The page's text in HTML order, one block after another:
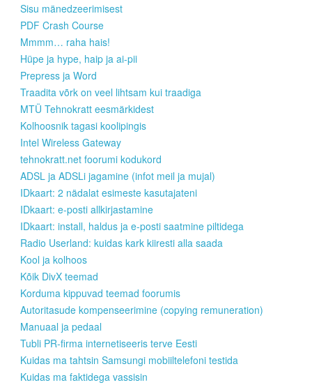
Sisu mänedzeerimisest
PDF Crash Course
Mmmm… raha hais!
Hüpe ja hype, haip ja ai-pii
Prepress ja Word
Traadita võrk on veel lihtsam kui traadiga
MTÜ Tehnokratt eesmärkidest
Kolhoosnik tagasi koolipingis
Intel Wireless Gateway
tehnokratt.net foorumi kodukord
ADSL ja ADSLi jagamine (infot meil ja mujal)
IDkaart: 2 nädalat esimeste kasutajateni
IDkaart: e-posti allkirjastamine
IDkaart: install, haldus ja e-posti saatmine piltidega
Radio Userland: kuidas kark kiiresti alla saada
Kool ja kolhoos
Kõik DivX teemad
Korduma kippuvad teemad foorumis
Autoritasude kompenseerimine (copying remuneration)
Manuaal ja pedaal
Tubli PR-firma internetiseeris terve Eesti
Kuidas ma tahtsin Samsungi mobiiltelefoni testida
Kuidas ma faktidega vassisin